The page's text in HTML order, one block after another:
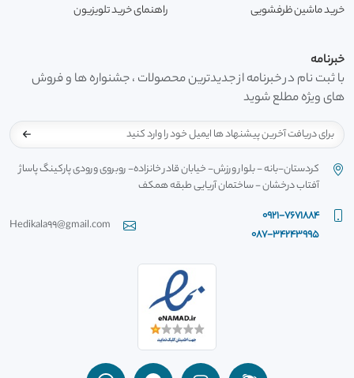
خرید ماشین ظرفشویی
راهنمای خرید تلویزیون
خبرنامه
با ثبت نام در خبرنامه از جدیدترین محصولات ، جشنواره ها و فروش
های ویژه مطلع شوید
کردستان-بانه - بلوار ورزش- خیابان قادر خانزاده- روبروی ورودی پارکینگ پاساژ
آفتاب درخشان - ساختمان آریایی طبقه همکف
0921-7671884
087-34243995
Hedikala99@gmail.com